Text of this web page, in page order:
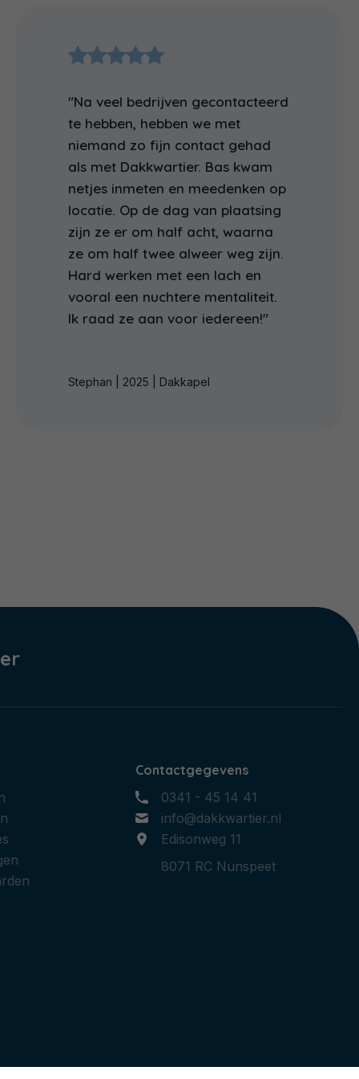
"Na veel bedrijven gecontacteerd
te hebben, hebben we met
niemand zo fijn contact gehad
als met Dakkwartier. Bas kwam
netjes inmeten en meedenken op
locatie. Op de dag van plaatsing
zijn ze er om half acht, waarna
ze om half twee alweer weg zijn.
Hard werken met een lach en
vooral een nuchtere mentaliteit.
Ik raad ze aan voor iedereen!"
Stephan | 2025 | Dakkapel
Contactgegevens
0341 - 45 14 41
info@dakkwartier.nl
Edisonweg 11
8071 RC Nunspeet